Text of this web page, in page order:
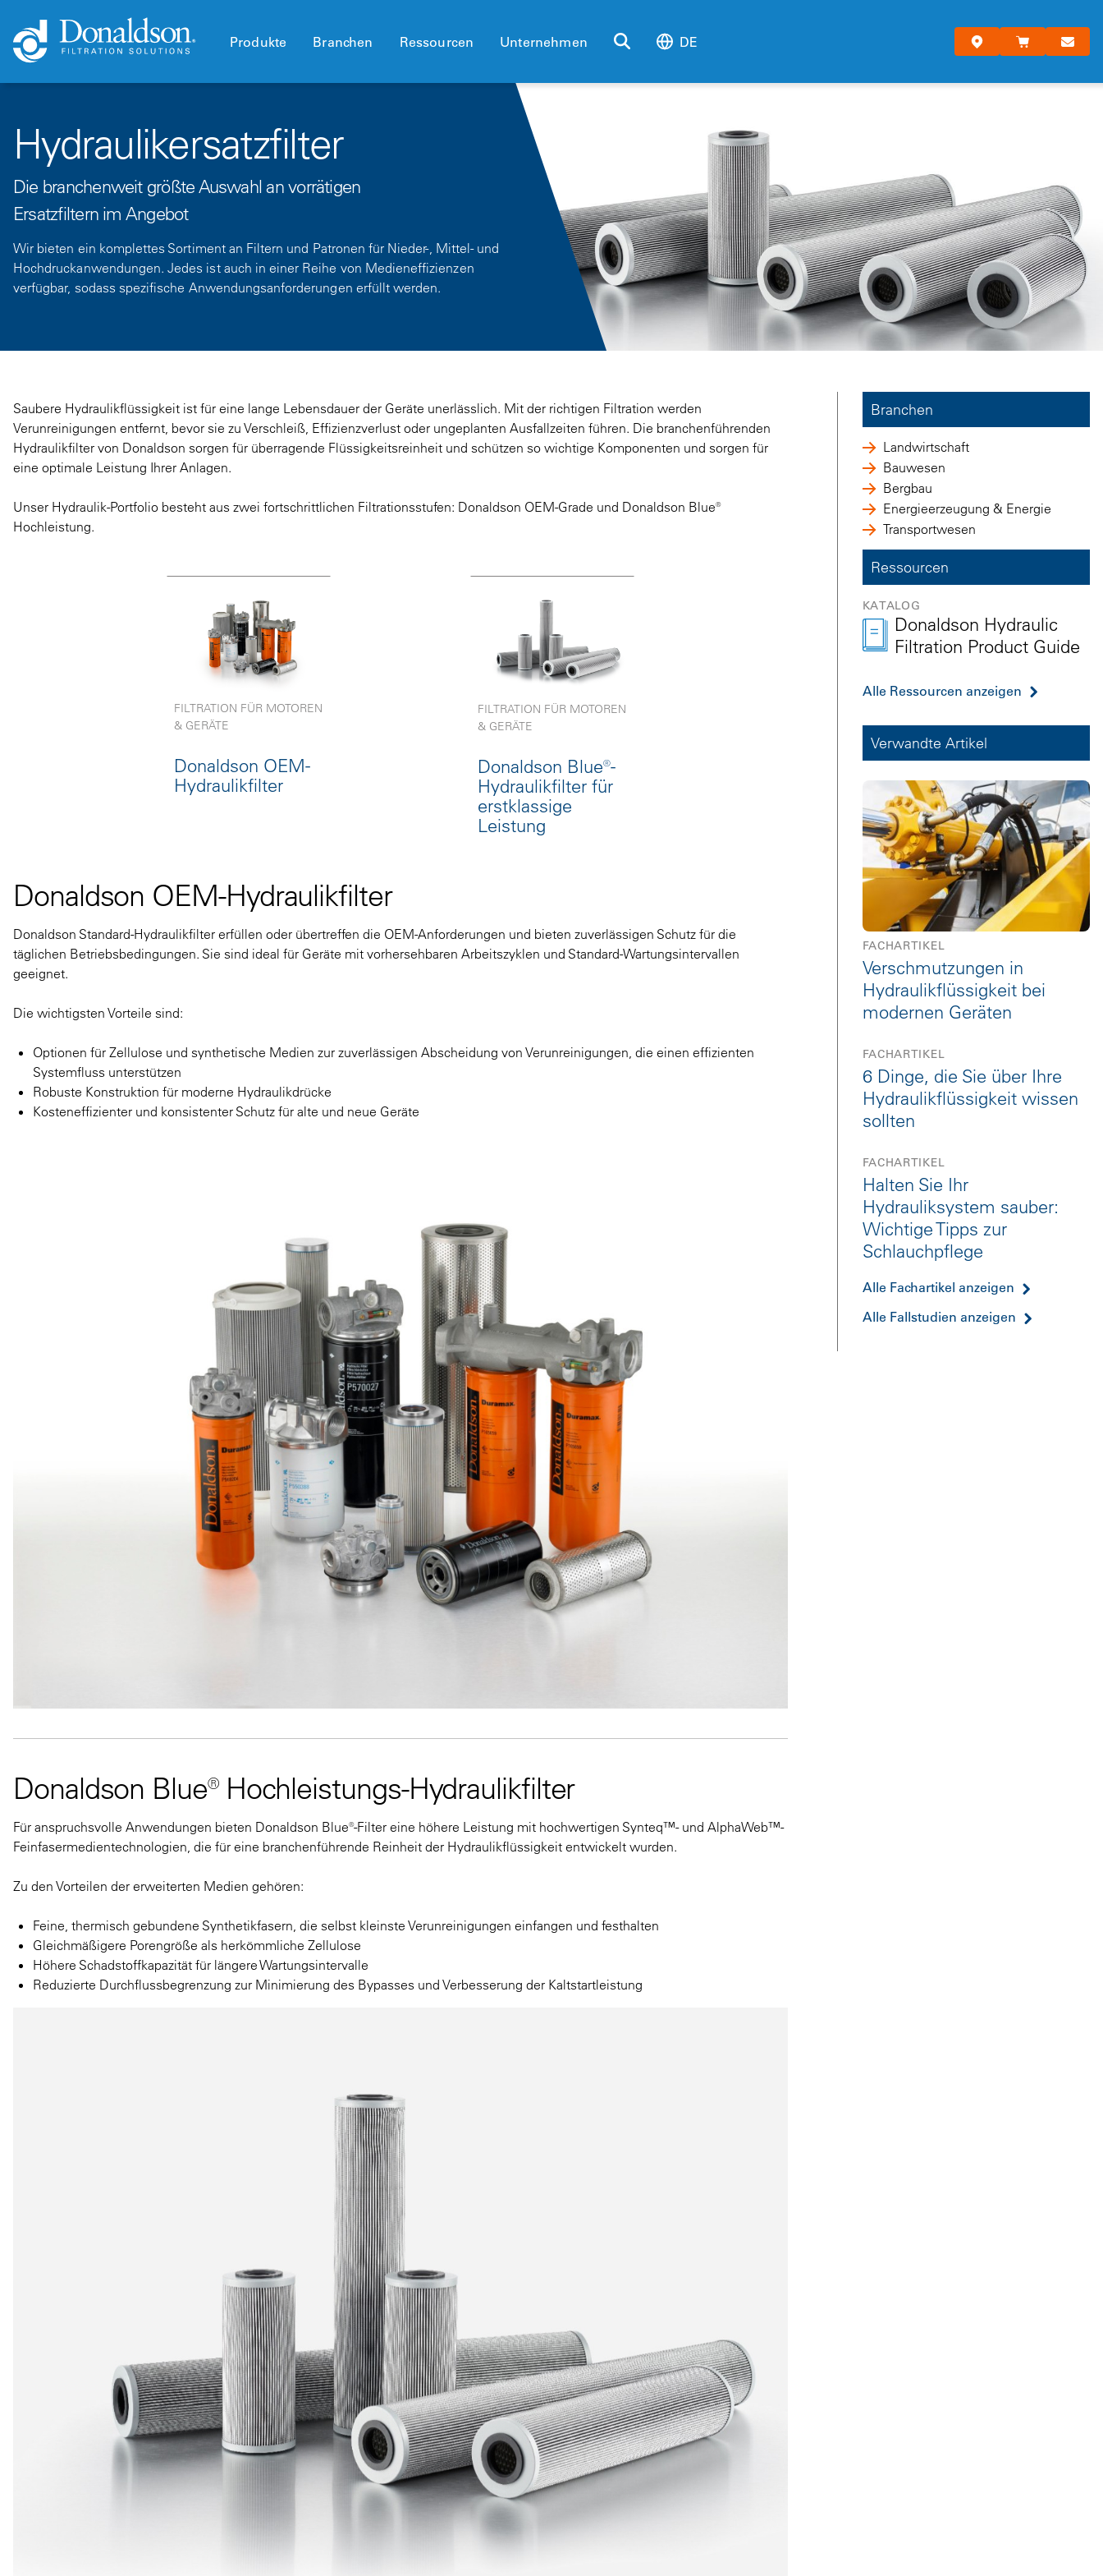
Produkte Branchen Ressourcen Unternehmen DE
Hydraulikersatzfilter
Die branchenweit größte Auswahl an vorrätigen
Ersatzfiltern im Angebot
Wir bieten ein komplettes Sortiment an Filtern und Patronen für Nieder-, Mittel- und
Hochdruckanwendungen. Jedes ist auch in einer Reihe von Medieneffizienzen
verfügbar, sodass spezifische Anwendungsanforderungen erfüllt werden.
Saubere Hydraulikflüssigkeit ist für eine lange Lebensdauer der Geräte unerlässlich. Mit der richtigen Filtration werden
Verunreinigungen entfernt, bevor sie zu Verschleiß, Effizienzverlust oder ungeplanten Ausfallzeiten führen. Die branchenführenden
Hydraulikfilter von Donaldson sorgen für überragende Flüssigkeitsreinheit und schützen so wichtige Komponenten und sorgen für
eine optimale Leistung Ihrer Anlagen.
Unser Hydraulik-Portfolio besteht aus zwei fortschrittlichen Filtrationsstufen: Donaldson OEM-Grade und Donaldson Blue®
Hochleistung.
FILTRATION FÜR MOTOREN
& GERÄTE
Donaldson OEM-
Hydraulikfilter
FILTRATION FÜR MOTOREN
& GERÄTE
Donaldson Blue®-
Hydraulikfilter für
erstklassige
Leistung
Donaldson OEM-Hydraulikfilter
Donaldson Standard-Hydraulikfilter erfüllen oder übertreffen die OEM-Anforderungen und bieten zuverlässigen Schutz für die
täglichen Betriebsbedingungen. Sie sind ideal für Geräte mit vorhersehbaren Arbeitszyklen und Standard-Wartungsintervallen
geeignet.
Die wichtigsten Vorteile sind:
Optionen für Zellulose und synthetische Medien zur zuverlässigen Abscheidung von Verunreinigungen, die einen effizienten
Systemfluss unterstützen
Robuste Konstruktion für moderne Hydraulikdrücke
Kosteneffizienter und konsistenter Schutz für alte und neue Geräte
Donaldson Blue® Hochleistungs-Hydraulikfilter
Für anspruchsvolle Anwendungen bieten Donaldson Blue®-Filter eine höhere Leistung mit hochwertigen Synteq™- und AlphaWeb™-
Feinfasermedientechnologien, die für eine branchenführende Reinheit der Hydraulikflüssigkeit entwickelt wurden.
Zu den Vorteilen der erweiterten Medien gehören:
Feine, thermisch gebundene Synthetikfasern, die selbst kleinste Verunreinigungen einfangen und festhalten
Gleichmäßigere Porengröße als herkömmliche Zellulose
Höhere Schadstoffkapazität für längere Wartungsintervalle
Reduzierte Durchflussbegrenzung zur Minimierung des Bypasses und Verbesserung der Kaltstartleistung
Branchen
Landwirtschaft
Bauwesen
Bergbau
Energieerzeugung & Energie
Transportwesen
Ressourcen
KATALOG
Donaldson Hydraulic
Filtration Product Guide
Alle Ressourcen anzeigen
Verwandte Artikel
FACHARTIKEL
Verschmutzungen in
Hydraulikflüssigkeit bei
modernen Geräten
FACHARTIKEL
6 Dinge, die Sie über Ihre
Hydraulikflüssigkeit wissen
sollten
FACHARTIKEL
Halten Sie Ihr
Hydrauliksystem sauber:
Wichtige Tipps zur
Schlauchpflege
Alle Fachartikel anzeigen
Alle Fallstudien anzeigen